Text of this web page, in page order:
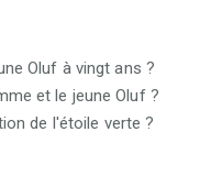
Oluf à vingt ans ?
et le jeune Oluf ?
de l'étoile verte ?